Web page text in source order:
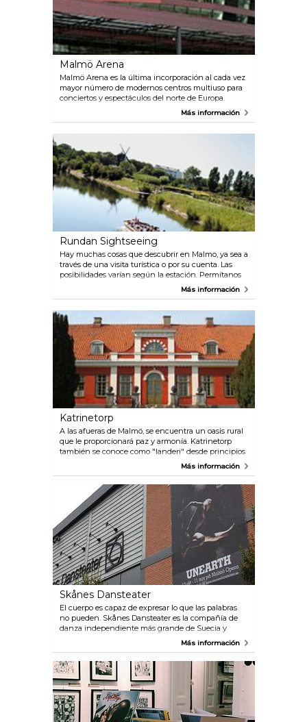
Malmö Arena
Malmö Arena es la última incorporación al cada vez
mayor número de modernos centros multiuso para
conciertos y espectáculos del norte de Europa.
Creado para atender a la creciente y dinámica
región de Öresund, Malmö Arena es el primer centro
familiares, grandes y pequeñas conferencias, tomar
unos vinos, cenar o picar algo.
Más información
Rundan Sightseeing
Hay muchas cosas que descubrir en Malmo, ya sea a
través de una visita turística o por su cuenta. Las
posibilidades varían según la estación. Permítanos
hablarle de las oportunidades que brindan la
primavera y el verano. Vea Malmö desde el agua con
disfrute de preciosas vistas en los canales de Malmö.
El tour se desarrolla bajo puentes, a través de
parques y con un guía personal que le hablará de
forma amena de la historia, de los edificios y de
diferentes anécdotas de Malmö.
Más información
Katrinetorp
A las afueras de Malmö, se encuentra un oasis rural
que le proporcionará paz y armonía. Katrinetorp
también se conoce como "landeri" desde principios
del siglo XIX y, desde sus inicios, se utilizó como casa
la actualidad, la ciudad de Malmö gestiona su
funcionamiento y se afana sin descanso en recrear
la gloria pasada de esta finca. Mercados,
espectáculos musicales, eventos y exposiciones se
celebran aquí cada año con multitud de asistentes.
La casa Katrinetorp abrió recientemente su nuevo
salón de exposiciones "The Stables", que cuenta
también con una tienda de sofisticados regalos.
Katrinetorp se encuentra a 10 minutos del centro de
Malmö, por lo que la gran ciudad está a solo un tiro
de piedra de este idílico escenario.
Más información
Skånes Dansteater
El cuerpo es capaz de expresar lo que las palabras
no pueden. Skånes Dansteater es la compañía de
danza independiente más grande de Suecia y
ofrece increíbles espectáculos de danza en su
en la Ópera de Malmö y en las giras que realiza. La
coreografía está a cargo de especialistas suecos e
internacionales. Los bailarines de la Ópera de Malmö
trabajan en colaboración con la orquesta de la
Ópera. El teatro está situado en la vieja zona del
puerto, cerca del mar y de diversos restaurantes.
Más información